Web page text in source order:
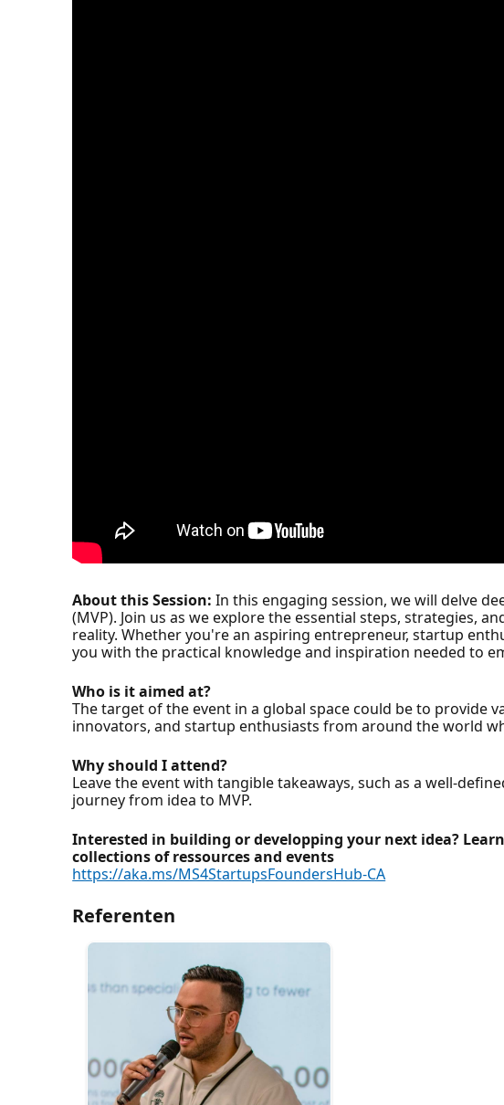
About this Session: In this engaging session, we will delve
(MVP). Join us as we explore the essential steps, strategies,
reality. Whether you're an aspiring entrepreneur, startup
you with the practical knowledge and inspiration needed to
Who is it aimed at?
The target of the event in a global space could be to provide
innovators, and startup enthusiasts from around the world
Why should I attend?
Leave the event with tangible takeaways, such as a well-
journey from idea to MVP.
Interested in building or developping your next idea?
collections of ressources and events
https://aka.ms/MS4StartupsFoundersHub-CA
Referenten